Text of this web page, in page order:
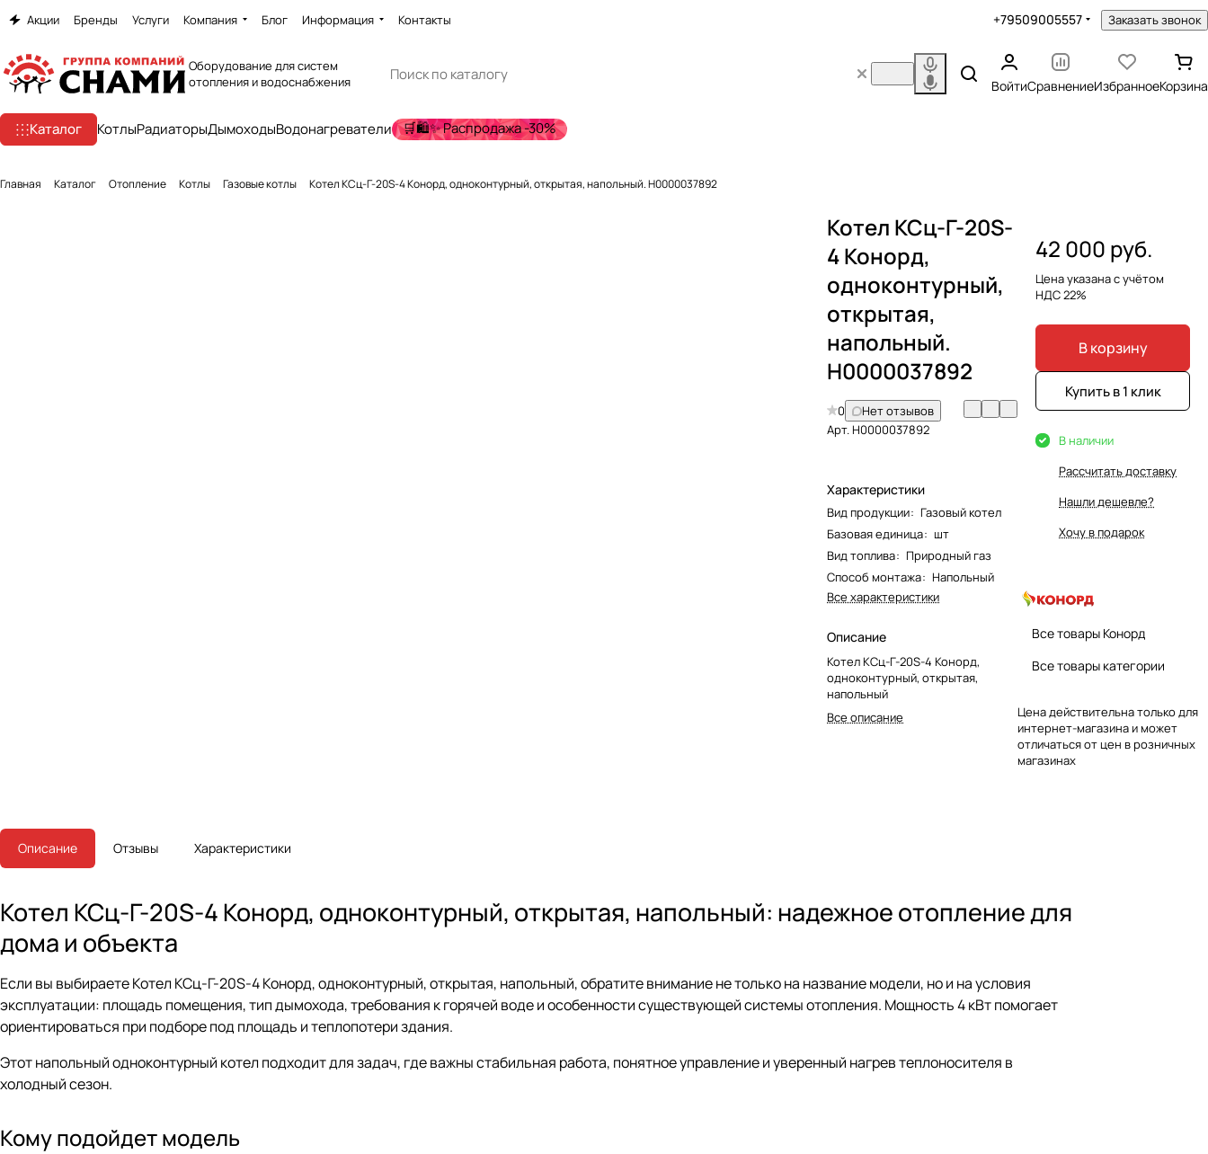
Акции Бренды Услуги Компания Блог Информация Контакты +79509005557 Заказать звонок
Оборудование для систем
отопления и водоснабжения
ВойтиСравнениеИзбранноеКорзина
Каталог КотлыРадиаторыДымоходыВодонагреватели 🛒🛍️✨ Распродажа -30%
Главная Каталог Отопление Котлы Газовые котлы Котел КСц-Г-20S-4 Конорд, одноконтурный, открытая, напольный. Н0000037892
Котел КСц-Г-20S-
4 Конорд,
одноконтурный,
открытая,
напольный.
Н0000037892
0
Нет отзывов
Арт.Н0000037892
Характеристики
Вид продукции: Газовый котел
Базовая единица: шт
Вид топлива: Природный газ
Способ монтажа: Напольный
Все характеристики
Описание
Котел КСц-Г-20S-4 Конорд,
одноконтурный, открытая,
напольный
Все описание
42 000 руб.
Цена указана с учётом
НДС 22%
В корзину
Купить в 1 клик
В наличии
Рассчитать доставку
Нашли дешевле?
Хочу в подарок
Все товары Конорд
Все товары категории
Цена действительна только для
интернет-магазина и может
отличаться от цен в розничных
магазинах
Описание Отзывы Характеристики
Котел КСц-Г-20S-4 Конорд, одноконтурный, открытая, напольный: надежное отопление для
дома и объекта
Если вы выбираете Котел КСц-Г-20S-4 Конорд, одноконтурный, открытая, напольный, обратите внимание не только на название модели, но и на условия
эксплуатации: площадь помещения, тип дымохода, требования к горячей воде и особенности существующей системы отопления. Мощность 4 кВт помогает
ориентироваться при подборе под площадь и теплопотери здания.
Этот напольный одноконтурный котел подходит для задач, где важны стабильная работа, понятное управление и уверенный нагрев теплоносителя в
холодный сезон.
Кому подойдет модель